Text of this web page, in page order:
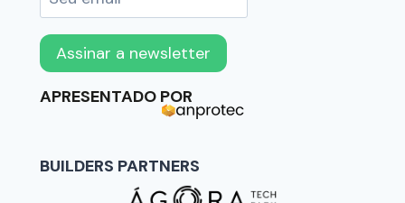
APRESENTADO POR
BUILDERS PARTNERS